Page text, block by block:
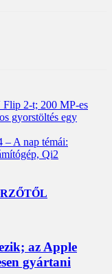
2-t; 200 MP-es
gyorstöltés egy
A nap témái:
Qi2
az Apple
gyártani